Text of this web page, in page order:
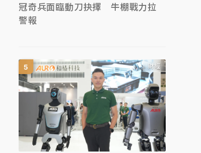
冠奇兵面臨動刀抉擇 牛棚戰力拉
警報
財經